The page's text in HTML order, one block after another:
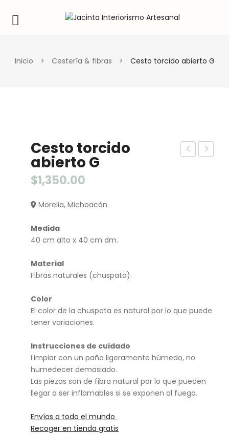
Inicio > Cestería & fibras > Cesto torcido abierto G
Cesto torcido
abierto G
$1,350.00
Morelia, Michoacán
Medida
40 cm alto x 40 cm dm.
Material
Fibras naturales (chuspata).
Color
El color de la chuspata es natural por lo que puede
tener variaciones.
Instrucciones de cuidado
Limpiar con un paño ligeramente húmedo, no
humedecer demasiado.
Las piezas son de fibra natural por lo que pueden
llegar a ser inflamables si se exponen al fuego.
Envíos a todo el mundo
Recoger en tienda gratis